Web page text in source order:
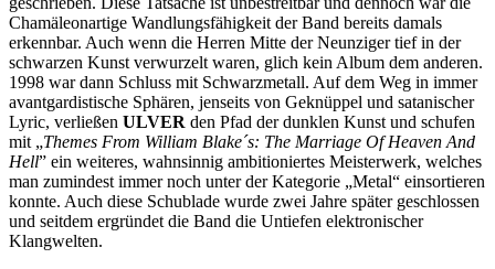
Chamäleonartige Wandlungsfähigkeit der Band bereits damals
erkennbar. Auch wenn die Herren Mitte der Neunziger tief in der
schwarzen Kunst verwurzelt waren, glich kein Album dem anderen.
1998 war dann Schluss mit Schwarzmetall. Auf dem Weg in immer
avantgardistische Sphären, jenseits von Geknüppel und satanischer
Lyric, verließen ULVER den Pfad der dunklen Kunst und schufen
mit „Themes From William Blake´s: The Marriage Of Heaven And
Hell” ein weiteres, wahnsinnig ambitioniertes Meisterwerk, welches
man zumindest immer noch unter der Kategorie „Metal“ einsortieren
konnte. Auch diese Schublade wurde zwei Jahre später geschlossen
und seitdem ergründet die Band die Untiefen elektronischer
Klangwelten.